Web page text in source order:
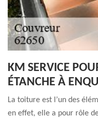
KM SERVICE
ÉTANCHE À
La toiture est l’un des
en effet, elle a pour rôle